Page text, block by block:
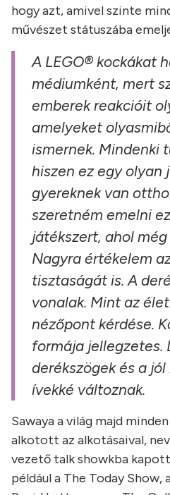
hogy azt, amivel szinte
művészet státuszába
A LEGO® kockákat
médiumként, mert
emberek reakcióit
amelyeket
ismernek. Mindenki
hiszen ez egy olyan
gyereknek van
szeretném emelni
játékszert, ahol
Nagyra értékelem
tisztaságát is. A
vonalak. Mint az
nézőpont kérdése.
formája jellegzetes.
derékszögek és a
ívekké változnak.
Sawaya a világ majd
alkotott az alkotásaival,
vezető talk showkba
például a The Today